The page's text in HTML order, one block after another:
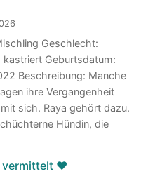
Geschlecht:
kastriert Geburtsdatum:
Beschreibung: Manche
ihre Vergangenheit
sich. Raya gehört dazu.
Hündin, die
vermittelt ♥️